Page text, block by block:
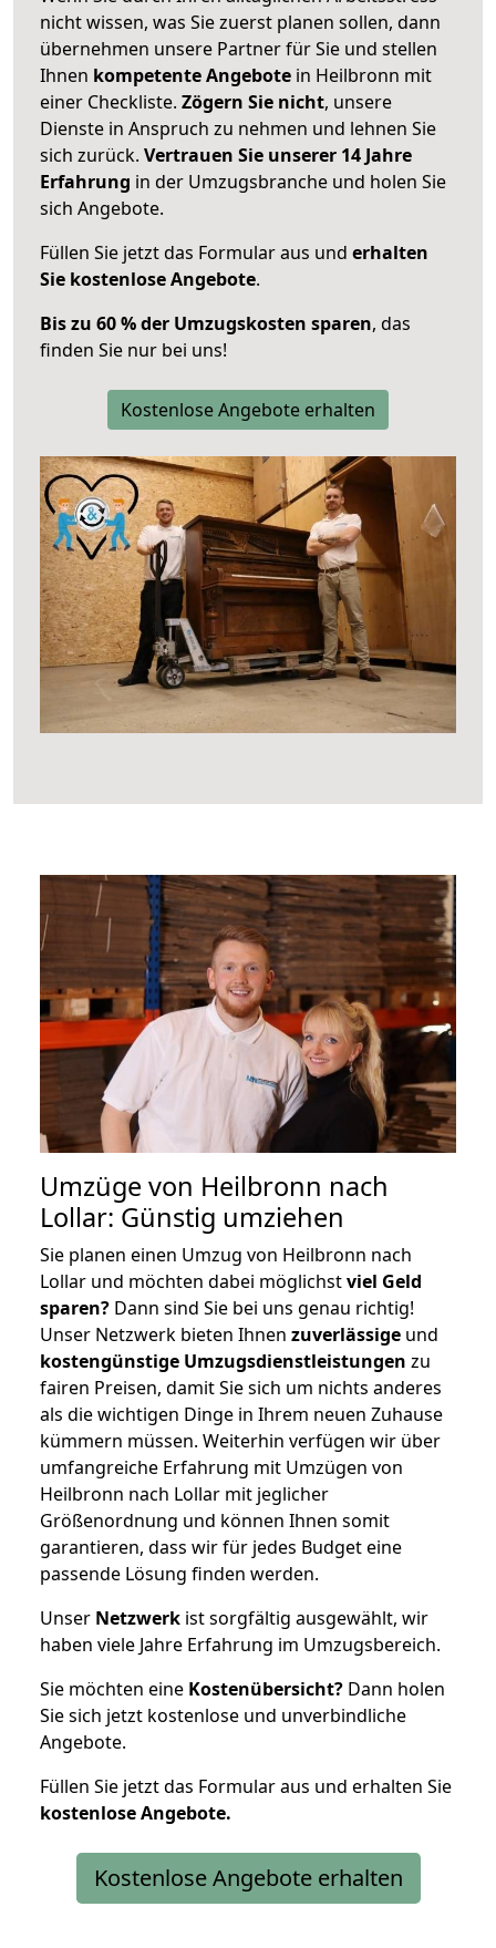
nicht wissen, was Sie zuerst planen sollen, dann
übernehmen unsere Partner für Sie und stellen
Ihnen kompetente Angebote in Heilbronn mit
einer Checkliste. Zögern Sie nicht, unsere
Dienste in Anspruch zu nehmen und lehnen Sie
sich zurück. Vertrauen Sie unserer 14 Jahre
Erfahrung in der Umzugsbranche und holen Sie
sich Angebote.
Füllen Sie jetzt das Formular aus und erhalten
Sie kostenlose Angebote.
Bis zu 60 % der Umzugskosten sparen, das
finden Sie nur bei uns!
Kostenlose Angebote erhalten
Umzüge von Heilbronn nach
Lollar: Günstig umziehen
Sie planen einen Umzug von Heilbronn nach
Lollar und möchten dabei möglichstviel Geld
sparen? Dann sind Sie bei uns genau richtig!
Unser Netzwerk bieten Ihnen zuverlässige und
kostengünstige Umzugsdienstleistungen zu
fairen Preisen, damit Sie sich um nichts anderes
als die wichtigen Dinge in Ihrem neuen Zuhause
kümmern müssen. Weiterhin verfügen wir über
umfangreiche Erfahrung mit Umzügen von
Heilbronn nach Lollar mit jeglicher
Größenordnung und können Ihnen somit
garantieren, dass wir für jedes Budget eine
passende Lösung finden werden.
Unser Netzwerk ist sorgfältig ausgewählt, wir
haben viele Jahre Erfahrung im Umzugsbereich.
Sie möchten eine Kostenübersicht? Dann holen
Sie sich jetzt kostenlose und unverbindliche
Angebote.
Füllen Sie jetzt das Formular aus und erhalten Sie
kostenloseAngebote.
Kostenlose Angebote erhalten